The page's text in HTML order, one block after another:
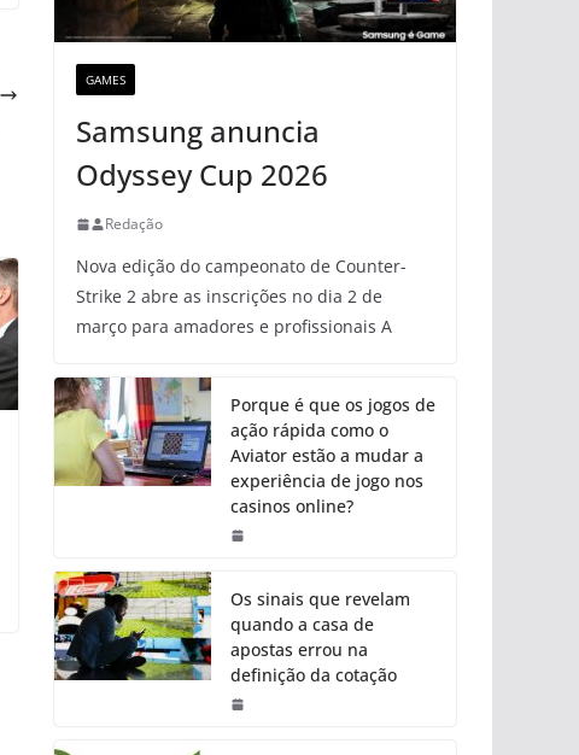
GAMES
Samsung anuncia
Odyssey Cup 2026
Redação
Nova edição do campeonato de Counter-
Strike 2 abre as inscrições no dia 2 de
março para amadores e profissionais A
Porque é que os jogos de
ação rápida como o
Aviator estão a mudar a
experiência de jogo nos
casinos online?
Os sinais que revelam
quando a casa de
apostas errou na
definição da cotação